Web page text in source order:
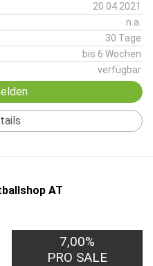
20.04.2021
n.a.
30 Tage
bis 6 Wochen
verfügbar
AT
7,00%
PRO SALE